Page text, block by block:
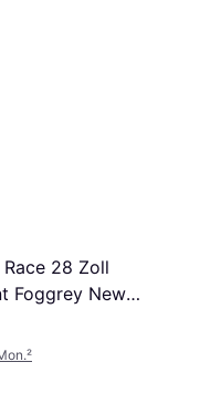
28 Zoll
Foggrey New
²